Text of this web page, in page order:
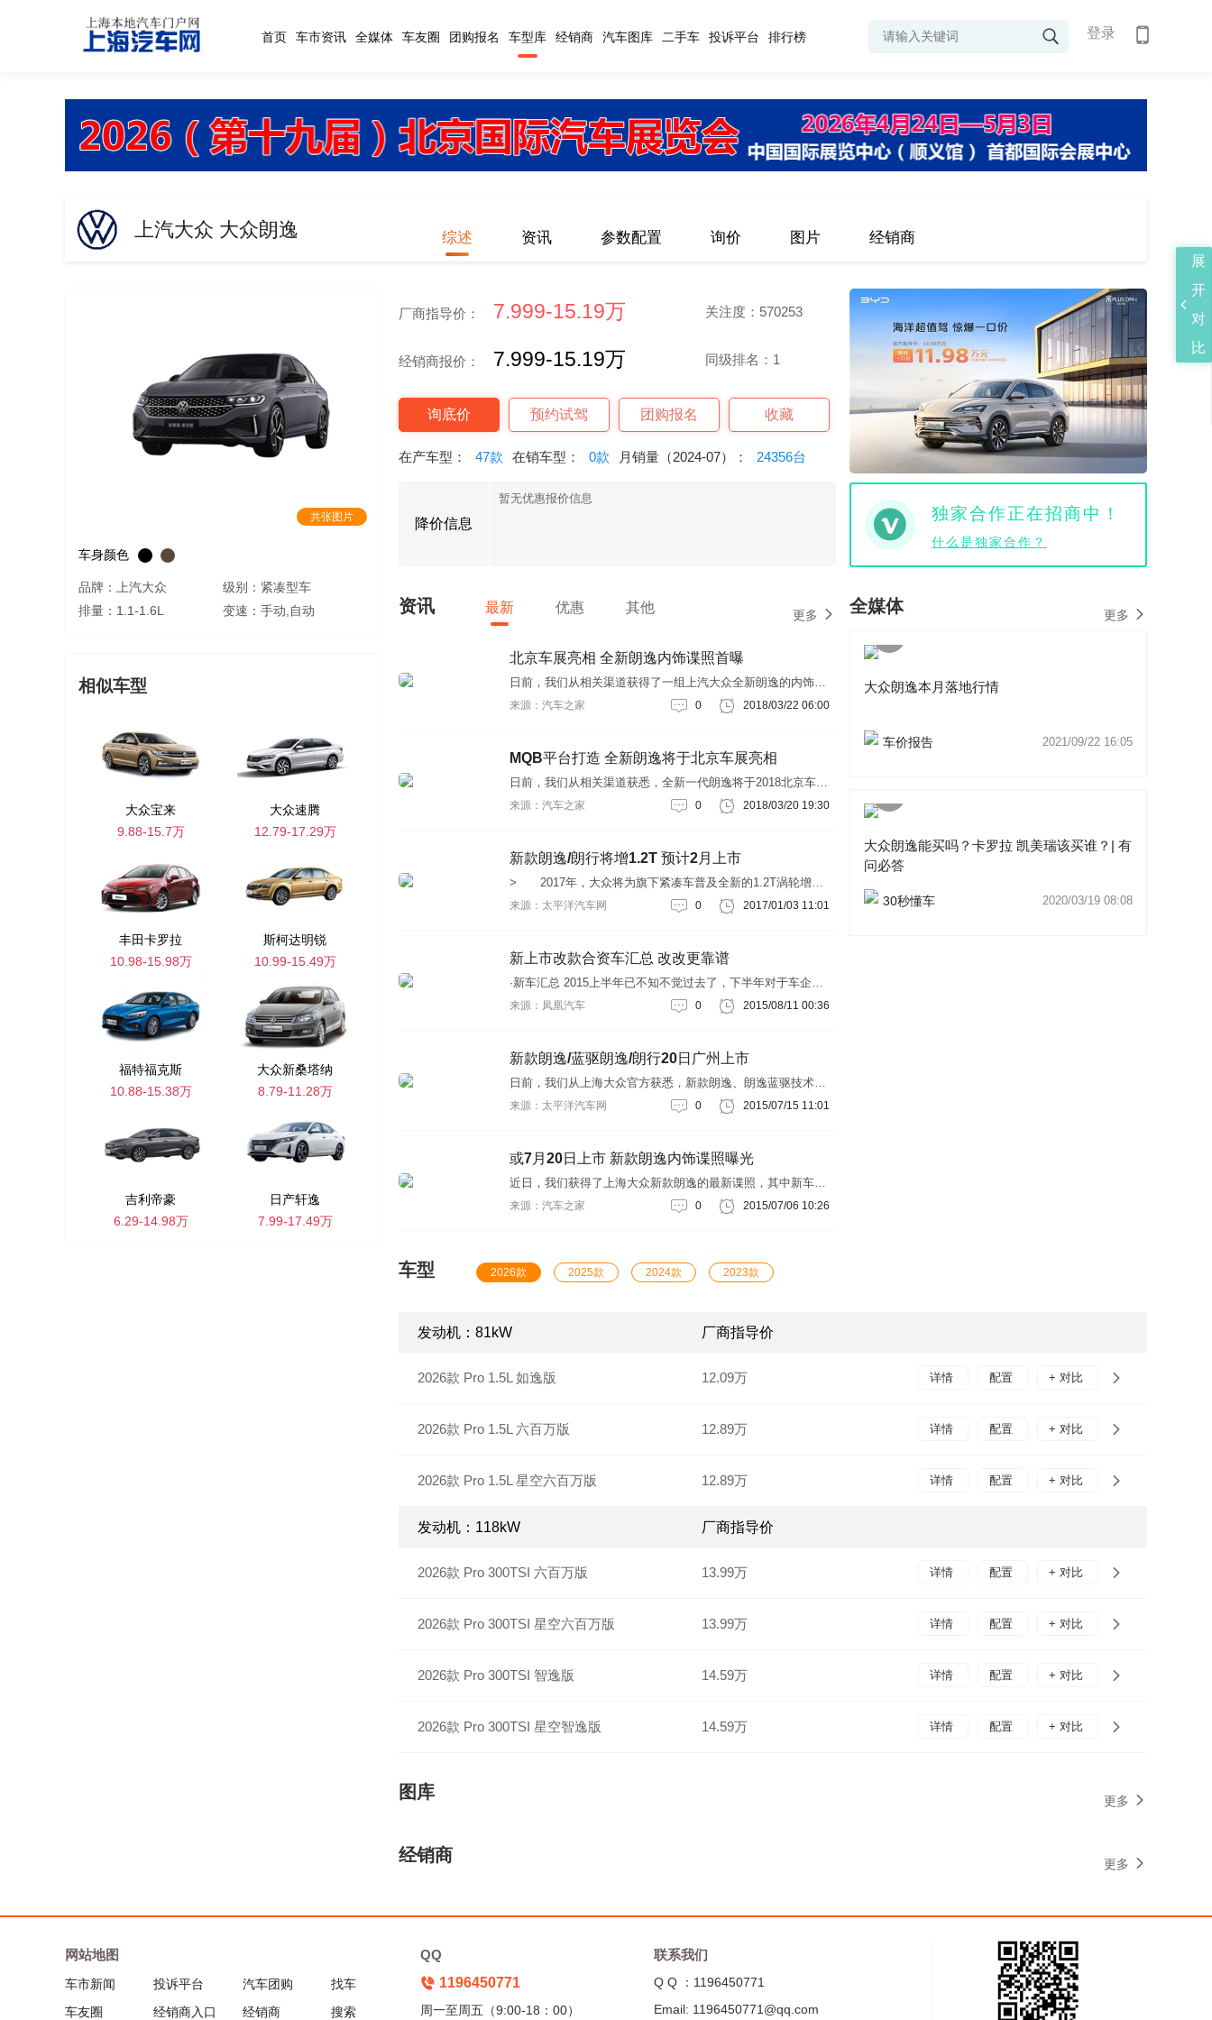
首页 车市资讯 全媒体 车友圈 团购报名 车型库 经销商 汽车图库 二手车 投诉平台 排行榜 登录
上汽大众 大众朗逸 综述 资讯 参数配置 询价 图片 经销商
共张图片
车身颜色
品牌：上汽大众
级别：紧凑型车
排量：1.1-1.6L
变速：手动,自动
相似车型
大众宝来
9.88-15.7万
大众速腾
12.79-17.29万
丰田卡罗拉
10.98-15.98万
斯柯达明锐
10.99-15.49万
福特福克斯
10.88-15.38万
大众新桑塔纳
8.79-11.28万
吉利帝豪
6.29-14.98万
日产轩逸
7.99-17.49万
厂商指导价： 7.999-15.19万 关注度：570253
经销商报价： 7.999-15.19万 同级排名：1
询底价 预约试驾 团购报名 收藏
在产车型： 47款 在销车型： 0款 月销量（2024-07）： 24356台
降价信息
暂无优惠报价信息
独家合作正在招商中！
什么是独家合作？
资讯 最新 优惠 其他 更多
北京车展亮相 全新朗逸内饰谍照首曝
日前，我们从相关渠道获得了一组上汽大众全新朗逸的内饰谍
照。新车将会采用新的内饰设计，不过依旧能看出熟悉的大众
热心网友能够将您所发现的新车谍照拍摄下来，并发送到我们
来源：汽车之家 0 2018/03/22 06:00
MQB平台打造 全新朗逸将于北京车展亮相
日前，我们从相关渠道获悉，全新一代朗逸将于2018北京车展
正式亮相，并于今年2季度正式上市。据了解，未来新车将基
图』根据此前曝光的全新朗逸申报图来看，新车在外观方面相
来源：汽车之家 0 2018/03/20 19:30
新款朗逸/朗行将增1.2T 预计2月上市
> 2017年，大众将为旗下紧凑车普及全新的1.2T涡轮增压
发动机，目前新款朗逸和新款朗行已曝出1.2T版本，预计这两
和朗行外观上与现款并无差别。朗逸1.2T车型（图片来
来源：太平洋汽车网 0 2017/01/03 11:01
新上市改款合资车汇总 改改更靠谱
·新车汇总 2015上半年已不知不觉过去了，下半年对于车企来
说将会更加重视，特别是对于新车的计划。为了争夺市场份
费者带来更多实惠。今天就来同大家盘点一些近期上市的改款
来源：凤凰汽车 0 2015/08/11 00:36
新款朗逸/蓝驱朗逸/朗行20日广州上市
日前，我们从上海大众官方获悉，新款朗逸、朗逸蓝驱技术
版、朗行将于本月（7月）20日在广州上市。而预计年内上市
被重新设计，两条具有力量感的折线自logo延伸至前风挡，提
来源：太平洋汽车网 0 2015/07/15 11:01
或7月20日上市 新款朗逸内饰谍照曝光
近日，我们获得了上海大众新款朗逸的最新谍照，其中新车内
饰在现款车型上进行了小幅调整。另外我们获悉，新款朗逸将
报家”中的一员。本次谍照
来源：汽车之家 0 2015/07/06 10:26
全媒体 更多
大众朗逸本月落地行情
车价报告 2021/09/22 16:05
大众朗逸能买吗？卡罗拉 凯美瑞该买谁？| 有
问必答
30秒懂车 2020/03/19 08:08
车型 2026款 2025款 2024款 2023款
发动机：81kW 厂商指导价
2026款 Pro 1.5L 如逸版 12.09万 详情 配置 + 对比
2026款 Pro 1.5L 六百万版 12.89万 详情 配置 + 对比
2026款 Pro 1.5L 星空六百万版 12.89万 详情 配置 + 对比
发动机：118kW 厂商指导价
2026款 Pro 300TSI 六百万版 13.99万 详情 配置 + 对比
2026款 Pro 300TSI 星空六百万版 13.99万 详情 配置 + 对比
2026款 Pro 300TSI 智逸版 14.59万 详情 配置 + 对比
2026款 Pro 300TSI 星空智逸版 14.59万 详情 配置 + 对比
图库 更多
经销商 更多
网站地图
车市新闻 投诉平台 汽车团购
找车
车友圈
经销商入口 经销商 搜索
QQ
1196450771
周一至周五（9:00-18：00）
联系我们
Q Q ：1196450771
Email: 1196450771@qq.com
展
开
对
比